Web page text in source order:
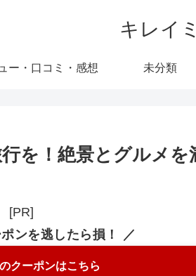
キレイミ
ー・口コミ・感想 未分類
を！絶景とグルメを
[PR]
ンを逃したら損！ ／
クーポンはこちら